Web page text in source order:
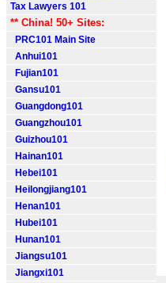
Tax Lawyers 101
** China! 50+ Sites:
PRC101 Main Site
Anhui101
Fujian101
Gansu101
Guangdong101
Guangzhou101
Guizhou101
Hainan101
Hebei101
Heilongjiang101
Henan101
Hubei101
Hunan101
Jiangsu101
Jiangxi101